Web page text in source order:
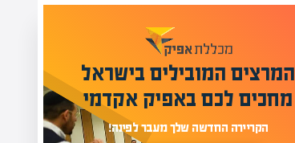
המרצים המובילים בישראל
מחכים לכם באפיק אקדמי
הקריירה החדשה שלך מעבר לפינה!